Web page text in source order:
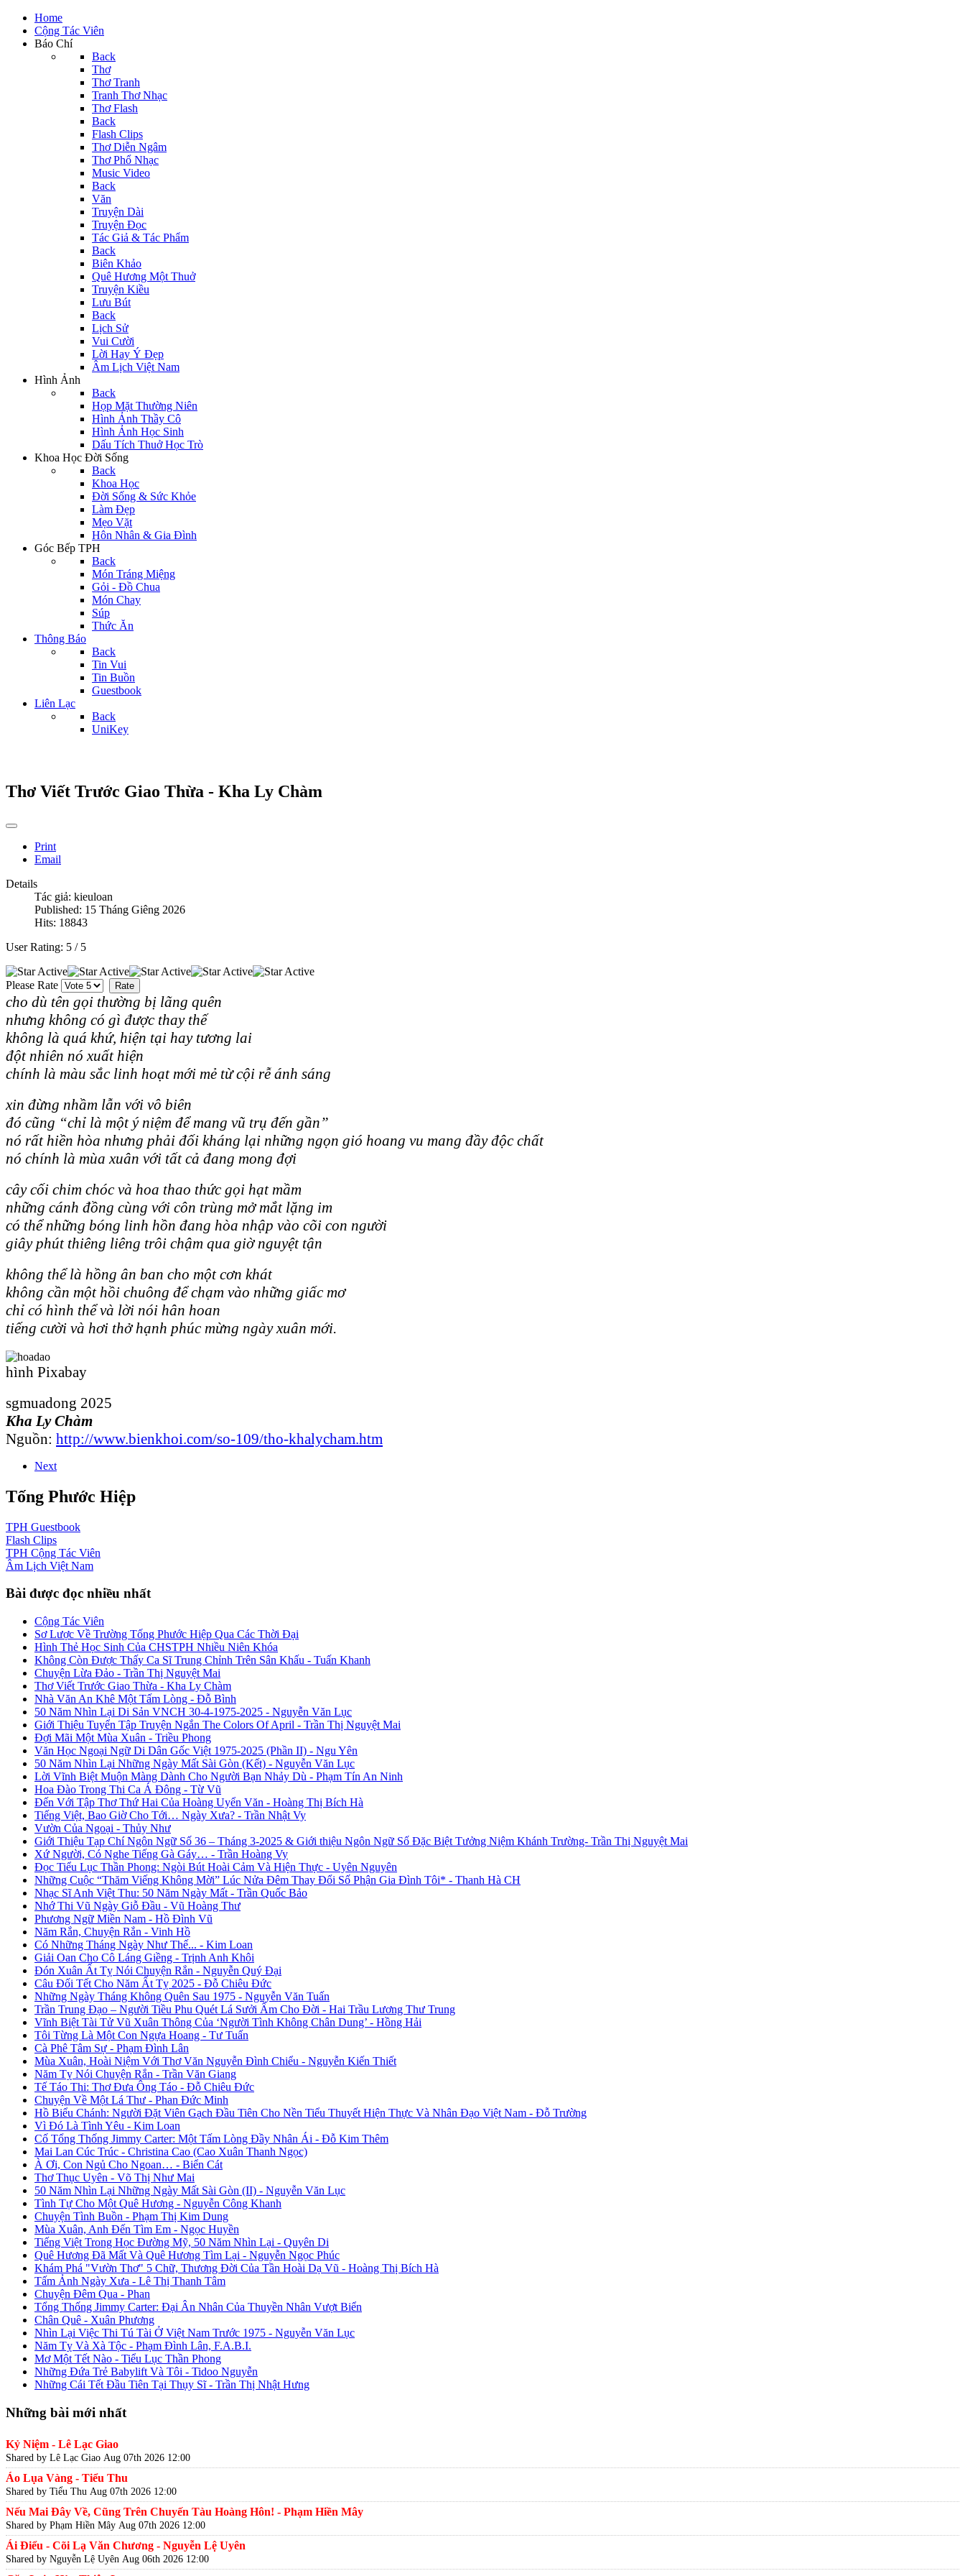
Home
Cộng Tác Viên
Báo Chí
Back
Thơ
Thơ Tranh
Tranh Thơ Nhạc
Thơ Flash
Back
Flash Clips
Thơ Diễn Ngâm
Thơ Phổ Nhạc
Music Video
Back
Văn
Truyện Dài
Truyện Đọc
Tác Giả & Tác Phẩm
Back
Biên Khảo
Quê Hương Một Thuở
Truyện Kiều
Lưu Bút
Back
Lịch Sử
Vui Cười
Lời Hay Ý Đẹp
Âm Lịch Việt Nam
Hình Ảnh
Back
Họp Mặt Thường Niên
Hình Ảnh Thầy Cô
Hình Ảnh Học Sinh
Dấu Tích Thuở Học Trò
Khoa Học Đời Sống
Back
Khoa Học
Đời Sống & Sức Khỏe
Làm Đẹp
Mẹo Vặt
Hôn Nhân & Gia Đình
Góc Bếp TPH
Back
Món Tráng Miệng
Gỏi - Đồ Chua
Món Chay
Súp
Thức Ăn
Thông Báo
Back
Tin Vui
Tin Buồn
Guestbook
Liên Lạc
Back
UniKey
Thơ Viết Trước Giao Thừa - Kha Ly Chàm
Print
Email
Details
Tác giả: kieuloan
Published: 15 Tháng Giêng 2026
Hits: 18843
User Rating: 5 / 5
Please Rate
cho dù tên gọi thường bị lãng quên
nhưng không có gì được thay thế
không là quá khứ, hiện tại hay tương lai
đột nhiên nó xuất hiện
chính là màu sắc linh hoạt mới mẻ từ cội rễ ánh sáng
xin đừng nhầm lẫn với vô biên
đó cũng “chỉ là một ý niệm để mang vũ trụ đến gần”
nó rất hiền hòa nhưng phải đối kháng lại những ngọn gió hoang vu mang đầy độc chất
nó chính là mùa xuân với tất cả đang mong đợi
cây cối chim chóc và hoa thao thức gọi hạt mầm
những cánh đồng cùng với côn trùng mở mắt lặng im
có thể những bóng linh hồn đang hòa nhập vào cõi con người
giây phút thiêng liêng trôi chậm qua giờ nguyệt tận
không thể là hồng ân ban cho một cơn khát
không cần một hồi chuông để chạm vào những giấc mơ
chỉ có hình thể và lời nói hân hoan
tiếng cười và hơi thở hạnh phúc mừng ngày xuân mới.
hình Pixabay
sgmuadong 2025
Kha Ly Chàm
Nguồn: http://www.bienkhoi.com/so-109/tho-khalycham.htm
Next
Tống Phước Hiệp
TPH Guestbook
Flash Clips
TPH Cộng Tác Viên
Âm Lịch Việt Nam
Bài được đọc nhiều nhất
Cộng Tác Viên
Sơ Lược Về Trường Tống Phước Hiệp Qua Các Thời Đại
Hình Thẻ Học Sinh Của CHSTPH Nhiều Niên Khóa
Không Còn Được Thấy Ca Sĩ Trung Chỉnh Trên Sân Khấu - Tuấn Khanh
Chuyện Lừa Đảo - Trần Thị Nguyệt Mai
Thơ Viết Trước Giao Thừa - Kha Ly Chàm
Nhà Văn An Khê Một Tấm Lòng - Đỗ Bình
50 Năm Nhìn Lại Di Sản VNCH 30-4-1975-2025 - Nguyễn Văn Lục
Giới Thiệu Tuyển Tập Truyện Ngắn The Colors Of April - Trần Thị Nguyệt Mai
Đợi Mãi Một Mùa Xuân - Triều Phong
Văn Học Ngoại Ngữ Di Dân Gốc Việt 1975-2025 (Phần II) - Ngu Yên
50 Năm Nhìn Lại Những Ngày Mất Sài Gòn (Kết) - Nguyễn Văn Lục
Lời Vĩnh Biệt Muộn Màng Dành Cho Người Bạn Nhảy Dù - Phạm Tín An Ninh
Hoa Đào Trong Thi Ca Á Đông - Từ Vũ
Đến Với Tập Thơ Thứ Hai Của Hoàng Uyển Văn - Hoàng Thị Bích Hà
Tiếng Việt, Bao Giờ Cho Tới… Ngày Xưa? - Trần Nhật Vy
Vườn Của Ngoại - Thủy Như
Giới Thiệu Tạp Chí Ngôn Ngữ Số 36 – Tháng 3-2025 & Giới thiệu Ngôn Ngữ Số Đặc Biệt Tưởng Niệm Khánh Trường- Trần Thị Nguyệt Mai
Xứ Người, Có Nghe Tiếng Gà Gáy… - Trần Hoàng Vy
Đọc Tiểu Lục Thần Phong: Ngòi Bút Hoài Cảm Và Hiện Thực - Uyên Nguyên
Những Cuộc “Thăm Viếng Không Mời” Lúc Nửa Đêm Thay Đổi Số Phận Gia Đình Tôi* - Thanh Hà CH
Nhạc Sĩ Anh Việt Thu: 50 Năm Ngày Mất - Trần Quốc Bảo
Nhớ Thi Vũ Ngày Giỗ Đầu - Vũ Hoàng Thư
Phương Ngữ Miền Nam - Hồ Đình Vũ
Năm Rắn, Chuyện Rắn - Vinh Hồ
Có Những Tháng Ngày Như Thế... - Kim Loan
Giải Oan Cho Cô Láng Giềng - Trịnh Anh Khôi
Đón Xuân Ất Tỵ Nói Chuyện Rắn - Nguyễn Quý Đại
Câu Đối Tết Cho Năm Ất Tỵ 2025 - Đỗ Chiêu Đức
Những Ngày Tháng Không Quên Sau 1975 - Nguyễn Văn Tuấn
Trần Trung Đạo – Người Tiều Phu Quét Lá Sưởi Ấm Cho Đời - Hai Trầu Lương Thư Trung
Vĩnh Biệt Tài Tử Vũ Xuân Thông Của ‘Người Tình Không Chân Dung’ - Hồng Hải
Tôi Từng Là Một Con Ngựa Hoang - Tư Tuấn
Cà Phê Tâm Sự - Phạm Đình Lân
Mùa Xuân, Hoài Niệm Với Thơ Văn Nguyễn Đình Chiểu - Nguyễn Kiến Thiết
Năm Tỵ Nói Chuyện Rắn - Trần Văn Giang
Tế Táo Thi: Thơ Đưa Ông Táo - Đỗ Chiêu Đức
Chuyện Về Một Lá Thư - Phan Đức Minh
Hồ Biểu Chánh: Người Đặt Viên Gạch Đầu Tiên Cho Nền Tiểu Thuyết Hiện Thực Và Nhân Đạo Việt Nam - Đỗ Trường
Vì Đó Là Tình Yêu - Kim Loan
Cố Tổng Thống Jimmy Carter: Một Tấm Lòng Đầy Nhân Ái - Đỗ Kim Thêm
Mai Lan Cúc Trúc - Christina Cao (Cao Xuân Thanh Ngọc)
À Ơi, Con Ngủ Cho Ngoan… - Biển Cát
Thơ Thục Uyên - Võ Thị Như Mai
50 Năm Nhìn Lại Những Ngày Mất Sài Gòn (II) - Nguyễn Văn Lục
Tình Tự Cho Một Quê Hương - Nguyễn Công Khanh
Chuyện Tình Buồn - Phạm Thị Kim Dung
Mùa Xuân, Anh Đến Tìm Em - Ngọc Huyền
Tiếng Việt Trong Học Đường Mỹ, 50 Năm Nhìn Lại - Quyên Di
Quê Hương Đã Mất Và Quê Hương Tìm Lại - Nguyễn Ngọc Phúc
Khám Phá "Vườn Thơ" 5 Chữ, Thương Đời Của Tần Hoài Dạ Vũ - Hoàng Thị Bích Hà
Tấm Ảnh Ngày Xưa - Lê Thị Thanh Tâm
Chuyện Đêm Qua - Phan
Tổng Thống Jimmy Carter: Đại Ân Nhân Của Thuyền Nhân Vượt Biển
Chân Quê - Xuân Phương
Nhìn Lại Việc Thi Tú Tài Ở Việt Nam Trước 1975 - Nguyễn Văn Lục
Năm Tỵ Và Xà Tộc - Phạm Đình Lân, F.A.B.I.
Mơ Một Tết Nào - Tiểu Lục Thần Phong
Những Đứa Trẻ Babylift Và Tôi - Tidoo Nguyễn
Những Cái Tết Đầu Tiên Tại Thụy Sĩ - Trần Thị Nhật Hưng
Những bài mới nhất
Kỷ Niệm - Lê Lạc Giao
Shared by Lê Lạc Giao Aug 07th 2026 12:00
Áo Lụa Vàng - Tiểu Thu
Shared by Tiểu Thu Aug 07th 2026 12:00
Nếu Mai Đây Về, Cũng Trên Chuyến Tàu Hoàng Hôn! - Phạm Hiền Mây
Shared by Phạm Hiền Mây Aug 07th 2026 12:00
Ái Điểu - Cõi Lạ Văn Chương - Nguyễn Lệ Uyên
Shared by Nguyễn Lệ Uyên Aug 06th 2026 12:00